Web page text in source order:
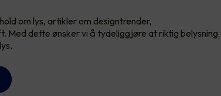
om lys, artikler om designtrender,
dette ønsker vi å tydeliggjøre at riktig belysning